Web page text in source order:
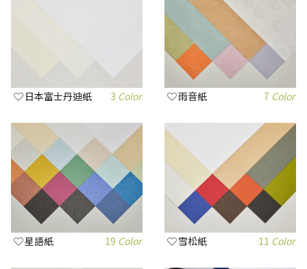
日本富士丹迪紙 3 Color 雨音紙 7 Color
星語紙 19 Color 雪松紙 11 Color